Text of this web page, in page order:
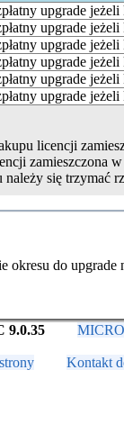
upgrade
upgrade
upgrade
upgrade
upgrade
upgrade
licencji
zamieszczona
się trzymać
okresu do
9.0.35
Kontakt